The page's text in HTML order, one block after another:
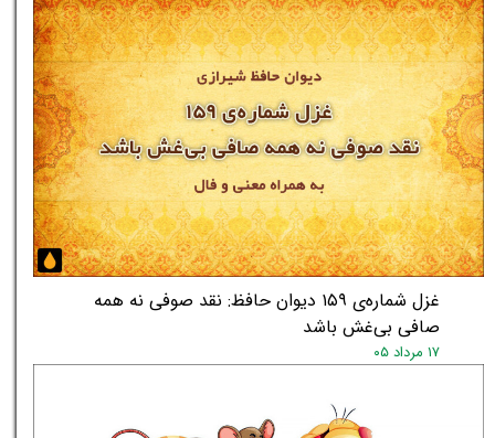
غزل شماره‌ی ۱۵۹ دیوان حافظ: نقد صوفی نه همه
صافی بی‌غش باشد
۱۷ مرداد ۰۵